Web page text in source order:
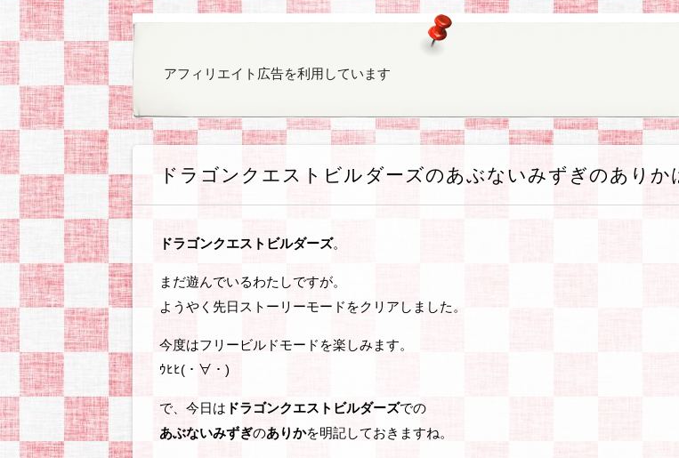
アフィリエイト広告を利用しています
ドラゴンクエストビルダーズのあぶないみずぎのありか
ドラゴンクエストビルダーズ。
まだ遊んでいるわたしですが。
ようやく先日ストーリーモードをクリアしました。
今度はフリービルドモードを楽しみます。
ｳﾋﾋ(・∀・)
で、今日は ドラゴンクエストビルダーズでの
あぶないみずぎのありかを明記しておきますね。